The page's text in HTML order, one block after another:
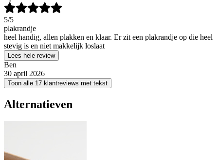
5/5
plakrandje
heel handig, allen plakken en klaar. Er zit een plakrandje op die heel
stevig is en niet makkelijk loslaat
Lees hele review
Ben
30 april 2026
Toon alle 17 klantreviews met tekst
Alternatieven